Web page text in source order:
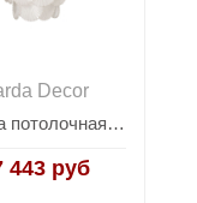
Decor
Люстра потолочная "Ракушки" 92EL-YG18516-10P
443 руб